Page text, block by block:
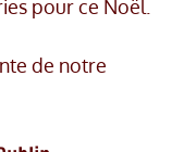
pour ce Noël.
de notre